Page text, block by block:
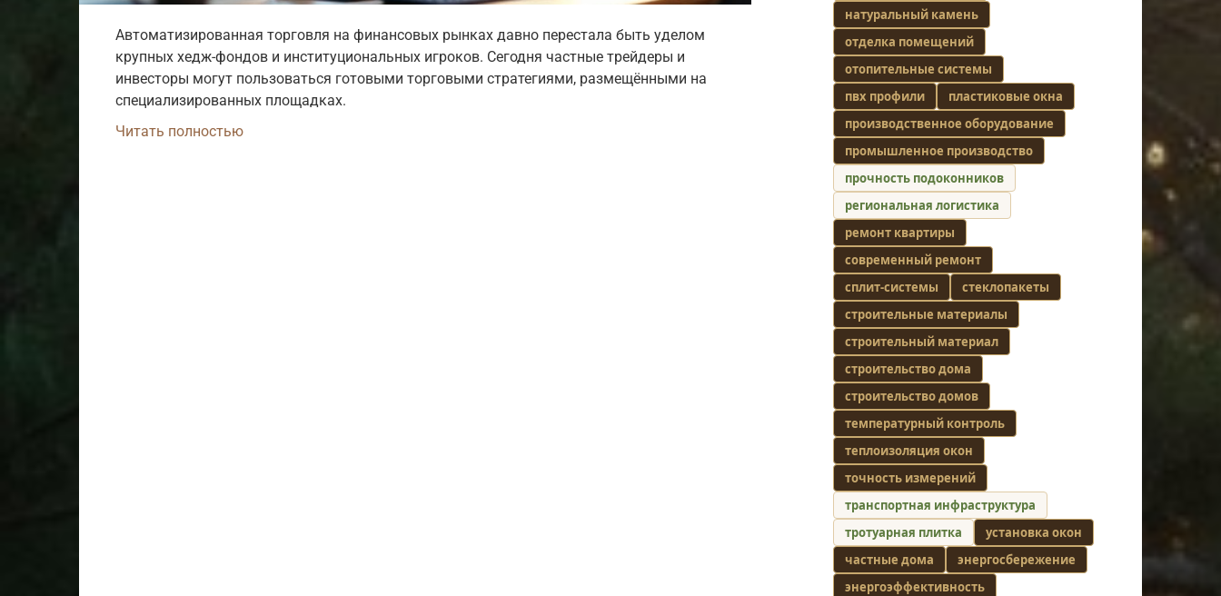
Автоматизированная торговля на финансовых рынках давно перестала быть уделом
крупных хедж-фондов и институциональных игроков. Сегодня частные трейдеры и
инвесторы могут пользоваться готовыми торговыми стратегиями, размещёнными на
специализированных площадках.
Читать полностью
натуральный камень
отделка помещений
отопительные системы
пвх профили
пластиковые окна
производственное оборудование
промышленное производство
прочность подоконников
региональная логистика
ремонт квартиры
современный ремонт
сплит-системы
стеклопакеты
строительные материалы
строительный материал
строительство дома
строительство домов
температурный контроль
теплоизоляция окон
точность измерений
транспортная инфраструктура
тротуарная плитка
установка окон
частные дома
энергосбережение
энергоэффективность